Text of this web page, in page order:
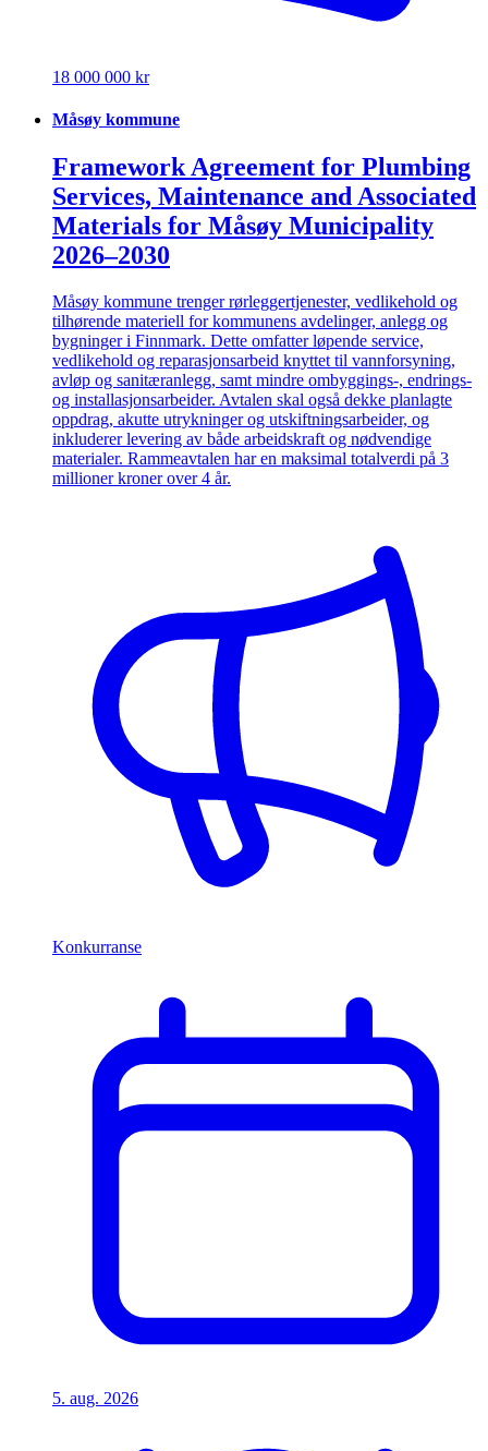
18 000 000 kr
Måsøy kommune
Framework Agreement for Plumbing
Services, Maintenance and Associated
Materials for Måsøy Municipality
2026–2030
Måsøy kommune trenger rørleggertjenester, vedlikehold og
tilhørende materiell for kommunens avdelinger, anlegg og
bygninger i Finnmark. Dette omfatter løpende service,
vedlikehold og reparasjonsarbeid knyttet til vannforsyning,
avløp og sanitæranlegg, samt mindre ombyggings-, endrings-
og installasjonsarbeider. Avtalen skal også dekke planlagte
oppdrag, akutte utrykninger og utskiftningsarbeider, og
inkluderer levering av både arbeidskraft og nødvendige
materialer. Rammeavtalen har en maksimal totalverdi på 3
millioner kroner over 4 år.
Konkurranse
5. aug. 2026